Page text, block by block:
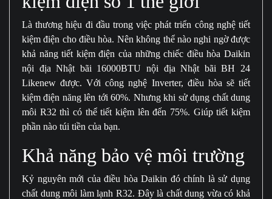
Là thương hiệu đi đầu trong việc phát triển công nghệ tiết
kiệm điện cho điều hòa. Nên không thể nào nghi ngờ được
khả năng tiết kiệm điện của những chiếc điều hòa Daikin
nội địa Nhật bãi 16000BTU nội địa Nhật bãi BH 24
Likenew được. Với công nghệ Inverter, điều hòa sẽ tiết
kiệm điện năng lên tới 60%. Nhưng khi sử dụng chất dung
môi R32 thì có thể tiết kiệm lên đến 75%. Giúp tiết kiệm
phần nào túi tiền của bạn.
Khả năng bảo vệ môi trường
Kỷ nguyên mới của điều hòa Daikin đó chính là sử dụng
chất dung môi làm lạnh R32. Đây là chất dung vừa có khả